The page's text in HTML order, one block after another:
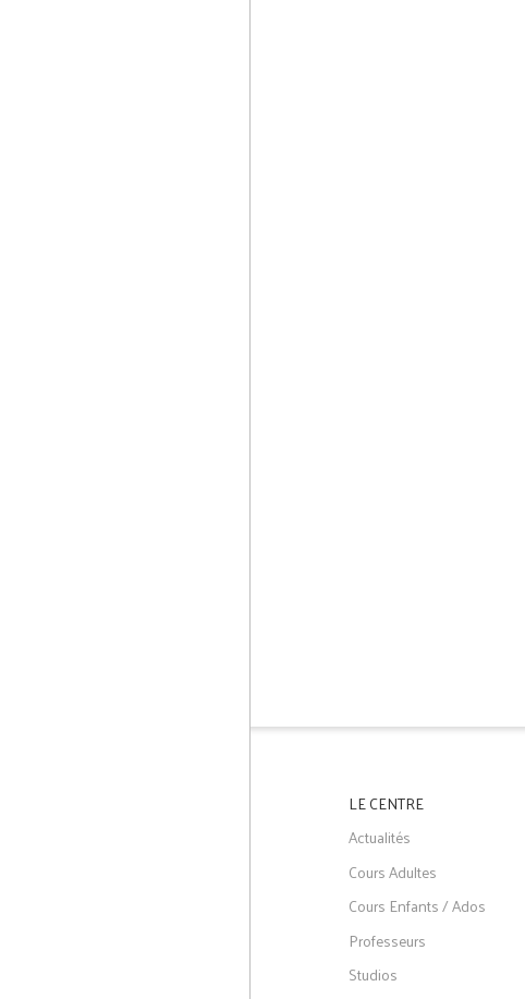
LE CENTRE
Actualités
Cours Adultes
Cours Enfants / Ados
Professeurs
Studios